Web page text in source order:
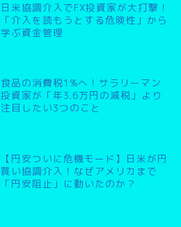
日米協調介入でFX投資家が大打撃！
「介入を読もうとする危険性」から
学ぶ資金管理
食品の消費税1%へ！サラリーマン
投資家が「年3.6万円の減税」より
注目したい3つのこと
【円安ついに危機モード】日米が円
買い協調介入！なぜアメリカまで
「円安阻止」に動いたのか？